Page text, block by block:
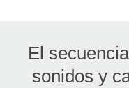
El
sonidos y